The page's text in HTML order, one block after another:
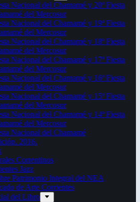
Nacional del Chamamé y 20ª Fiesta
del Mercosur
Nacional del Chamamé y 19ª Fiesta
del Mercosur
Nacional del Chamamé y 18ª Fiesta
del Mercosur
Nacional del Chamamé y 17ª Fiesta
del Mercosur
Nacional del Chamamé y 16ª Fiesta
del Mercosur
Nacional del Chamamé y 15ª Fiesta
del Mercosur
Nacional del Chamamé y 14ª Fiesta
del Mercosur
Nacional del Chamamé
2016.
Correntinos
Jazz
Patrimonio Integral del NEA
de Arte Corrientes
del Libro